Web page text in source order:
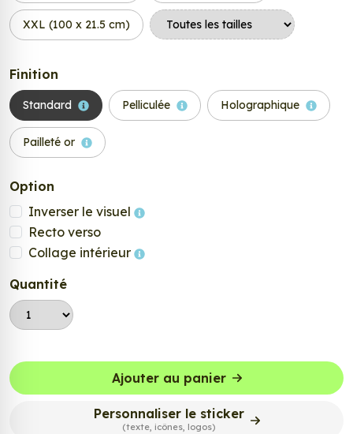
XXL (100 x 21.5 cm)
Finition
Standard Pelliculée Holographique
Pailleté or
Option
Inverser le visuel
Recto verso
Collage intérieur
Quantité
Ajouter au panier
Personnaliser le sticker
(texte, icônes, logos)